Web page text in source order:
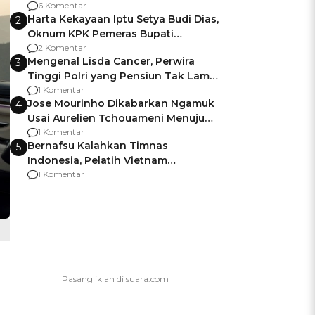
Gagalnya Negara Jamin Keamanan
6 Komentar
2 Harta Kekayaan Iptu Setya Budi Dias,
Oknum KPK Pemeras Bupati
Pemalang
2 Komentar
3 Mengenal Lisda Cancer, Perwira
Tinggi Polri yang Pensiun Tak Lama
Usai Jadi Brigjen
1 Komentar
4 Jose Mourinho Dikabarkan Ngamuk
Usai Aurelien Tchouameni Menuju
Manchester United
1 Komentar
5 Bernafsu Kalahkan Timnas
Indonesia, Pelatih Vietnam
Berencana Pakai Jimat di Pakansari
1 Komentar